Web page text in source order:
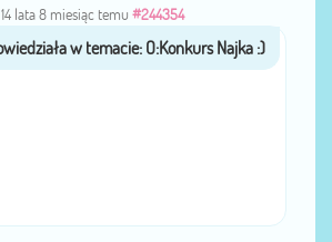
14 lata 8 miesiąc temu #244354
przezkokoszanel